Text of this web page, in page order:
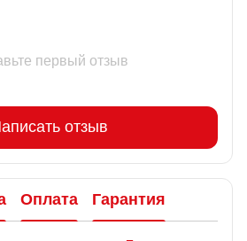
первый отзыв
отзыв
Оплата Гарантия